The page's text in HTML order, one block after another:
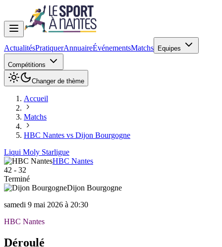
ActualitésPratiquerAnnuaireÉvénementsMatchs Equipes
Compétitions
Changer de thème
Accueil
Matchs
HBC Nantes vs Dijon Bourgogne
Liqui Moly Starligue
HBC Nantes
42 - 32
Terminé
Dijon Bourgogne
samedi 9 mai 2026 à 20:30
HBC Nantes
Déroulé